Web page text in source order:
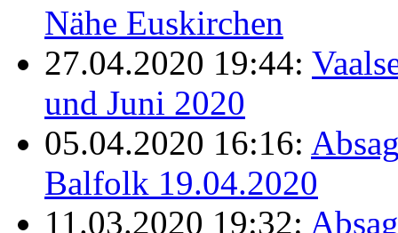
Nähe Euskirchen
27.04.2020 19:44:
und Juni 2020
05.04.2020 16:16:
Balfolk 19.04.2020
11.03.2020 19:32: